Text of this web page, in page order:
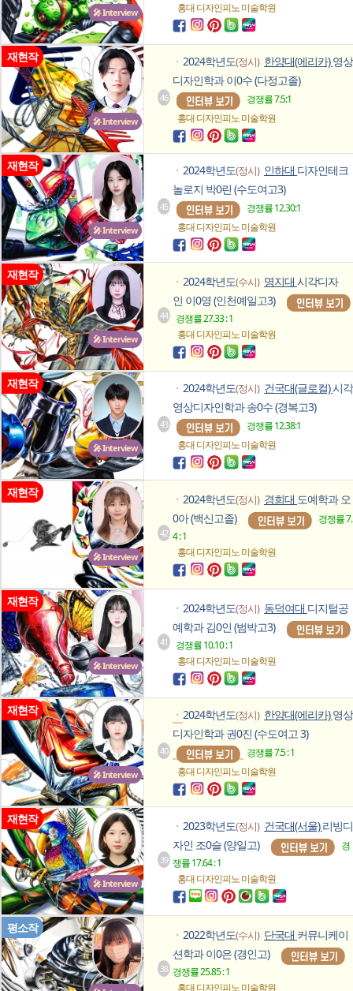
🎤 Interview
홍대 디자인피노미술학원
🎤 Interview
재현작
46
ㆍ 2024학년도(정시) 한양대(에리카)영상
디자인학과 이0수 (다정고졸)
경쟁률 7.5:1
홍대 디자인피노미술학원
🎤 Interview
재현작
45
ㆍ 2024학년도(정시) 인하대 디자인테크
놀로지 박0린 (수도여고3)
경쟁률 12.30:1
홍대 디자인피노미술학원
🎤 Interview
재현작
44
ㆍ 2024학년도(수시) 명지대 시각디자
인 이0영 (인천예일고3)
경쟁률 27.33 : 1
홍대 디자인피노미술학원
🎤 Interview
재현작
43
ㆍ 2024학년도(정시) 건국대(글로컬)시각
영상디자인학과 송0수 (경복고3)
경쟁률 12.38:1
홍대 디자인피노미술학원
🎤 Interview
재현작
42
ㆍ 2024학년도(정시) 경희대 도예학과 오
0아 (백신고졸)
경쟁률 7.
4 : 1
홍대 디자인피노미술학원
🎤 Interview
재현작
41
ㆍ 2024학년도(정시) 동덕여대 디지털공
예학과 김0인 (범박고3)
경쟁률 10.10 : 1
홍대 디자인피노미술학원
🎤 Interview
재현작
40
ㆍ 2024학년도(정시) 한양대(에리카)영상
디자인학과 권0진 (수도여고 3)
경쟁률 7.5 : 1
홍대 디자인피노미술학원
🎤 Interview
재현작
39
ㆍ 2023학년도(정시) 건국대(서울)리빙디
자인 조0슬 (양일고)
경
쟁률 17.64 : 1
홍대 디자인피노미술학원
평소작
38
ㆍ 2022학년도(수시) 단국대 커뮤니케이
션학과 이0은 (경인고)
경쟁률 25.85 : 1
홍대 디자인피노미술학원